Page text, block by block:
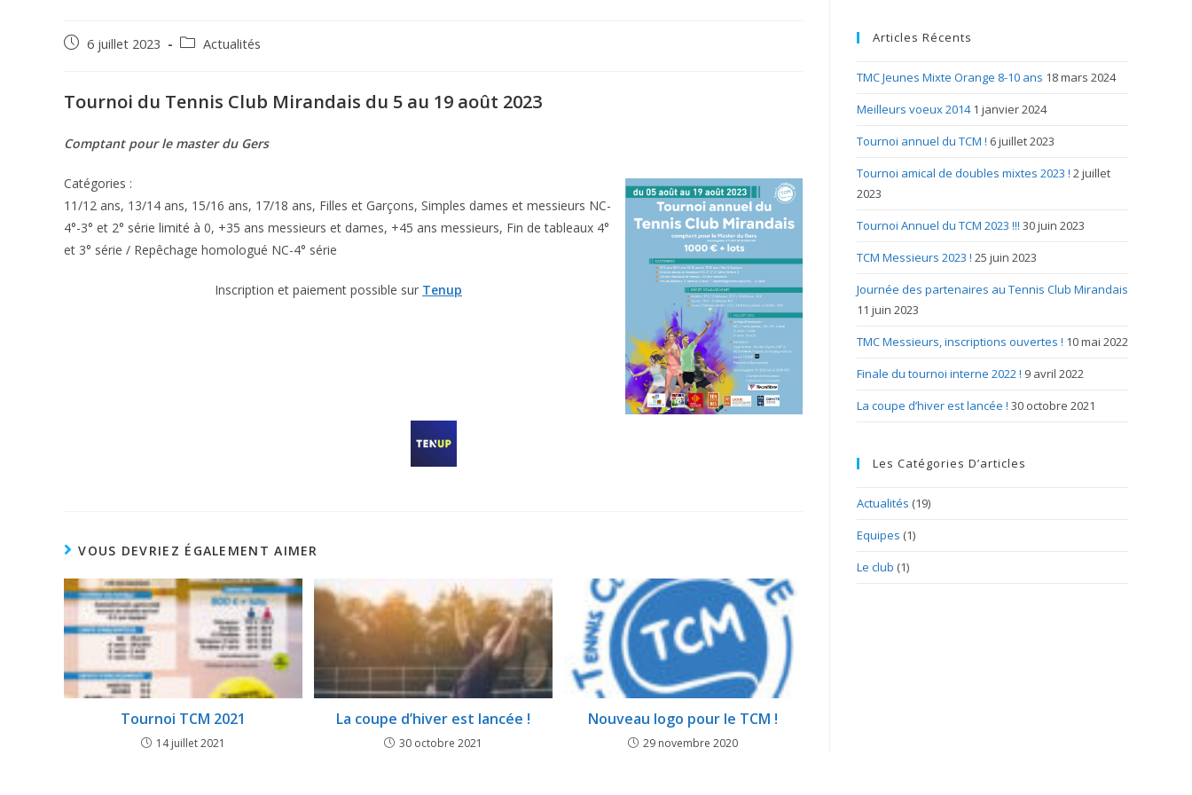
6 juillet 2023 Actualités
Tournoi du Tennis Club Mirandais du 5 au 19 août 2023
Comptant pour le master du Gers
Catégories :
11/12 ans, 13/14 ans, 15/16 ans, 17/18 ans, Filles et Garçons, Simples dames et messieurs NC-
4°-3° et 2° série limité à 0, +35 ans messieurs et dames, +45 ans messieurs, Fin de tableaux 4°
et 3° série / Repêchage homologué NC-4° série
Inscription et paiement possible sur Tenup
VOUS DEVRIEZ ÉGALEMENT AIMER
Tournoi TCM 2021
14 juillet 2021
La coupe d’hiver est lancée !
30 octobre 2021
Nouveau logo pour le TCM !
29 novembre 2020
Articles Récents
TMC Jeunes Mixte Orange 8-10 ans 18 mars 2024
Meilleurs voeux 2014 1 janvier 2024
Tournoi annuel du TCM ! 6 juillet 2023
Tournoi amical de doubles mixtes 2023 ! 2 juillet
2023
Tournoi Annuel du TCM 2023 !!! 30 juin 2023
TCM Messieurs 2023 ! 25 juin 2023
Journée des partenaires au Tennis Club Mirandais
11 juin 2023
TMC Messieurs, inscriptions ouvertes ! 10 mai 2022
Finale du tournoi interne 2022 ! 9 avril 2022
La coupe d’hiver est lancée ! 30 octobre 2021
Les Catégories D’articles
Actualités (19)
Equipes (1)
Le club (1)